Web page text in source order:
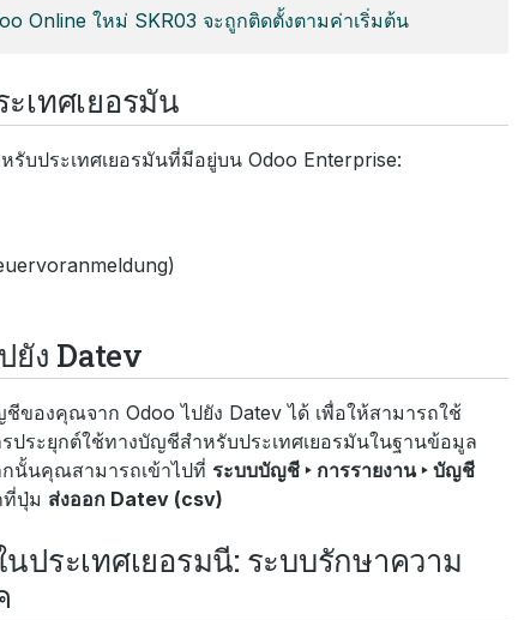
Online ใหม่ SKR03 จะถูกติดตั้งตามค่าเริ่มต้น
เทศเยอรมัน
รับประเทศเยอรมันที่มีอยู่บน Odoo Enterprise:
ยัง Datev
ของคุณจาก Odoo ไปยัง Datev ได้ เพื่อให้สามารถใช้
ประยุกต์ใช้ทางบัญชีสำหรับประเทศเยอรมันในฐานข้อมูล
นั้นคุณสามารถเข้าไปที่ ระบบบัญชี ‣ การรายงาน ‣ บัญชี
ปุ่ม ส่งออก Datev (csv)
ประเทศเยอรมนี: ระบบรักษาความ